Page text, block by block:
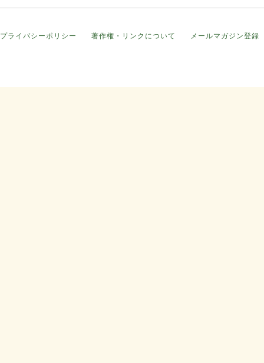
プライバシーポリシー 著作権・リンクについて メールマガジン登録